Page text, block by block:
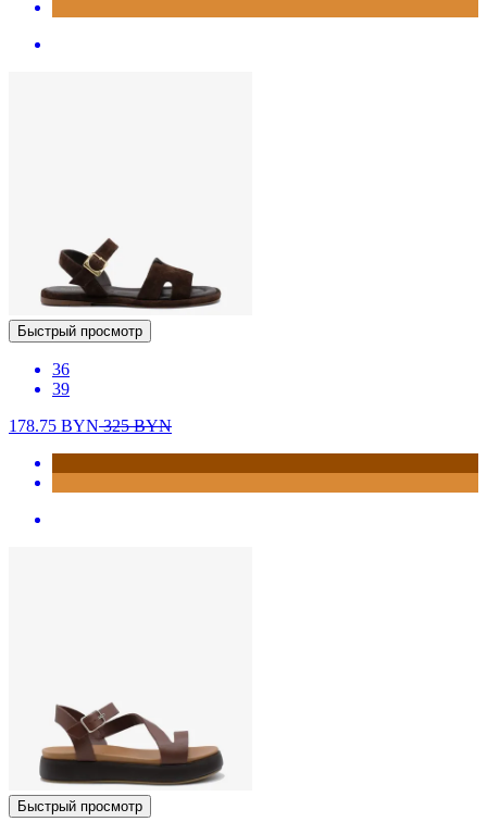
Быстрый просмотр
36
39
178.75 BYN325BYN
Быстрый просмотр